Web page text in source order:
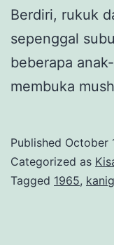
Berdiri, rukuk
sepenggal
beberapa
membuka
Published October
Categorized as
Tagged 1965,